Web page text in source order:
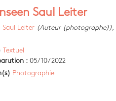
Saul Leiter
Saul Leiter (Auteur (photographe))
Textuel
: 05/10/2022
Photographie